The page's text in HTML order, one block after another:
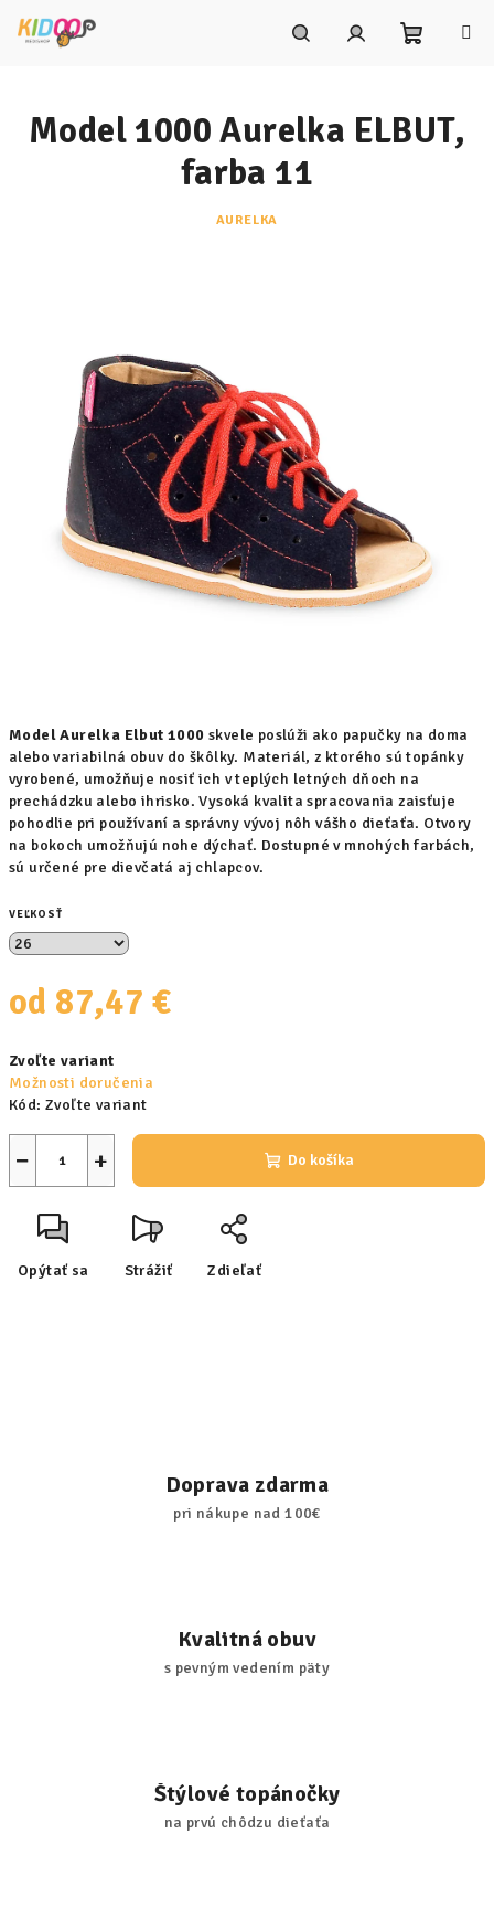
košík
Model Aurelka Elbut 1000 skvele poslúži ako papučky na doma
alebo variabilná obuv do škôlky. Materiál, z ktorého sú topánky
vyrobené, umožňuje nosiť ich v teplých letných dňoch na
prechádzku alebo ihrisko. Vysoká kvalita spracovania zaisťuje
pohodlie pri používaní a správny vývoj nôh vášho dieťaťa. Otvory
na bokoch umožňujú nohe dýchať. Dostupné v mnohých farbách,
sú určené pre dievčatá aj chlapcov.
VEĽKOSŤ
od 87,47 €
cena:
Zvoľte variant
Možnosti doručenia
Kód: Zvoľte variant
+
− Do košíka
Opýtať sa Strážiť Zdieľať
Model 1000 Aurelka ELBUT,
farba 11
AURELKA
Doprava zdarma
pri nákupe nad 100€
Kvalitná obuv
s pevným vedením päty
Štýlové topánočky
na prvú chôdzu dieťaťa